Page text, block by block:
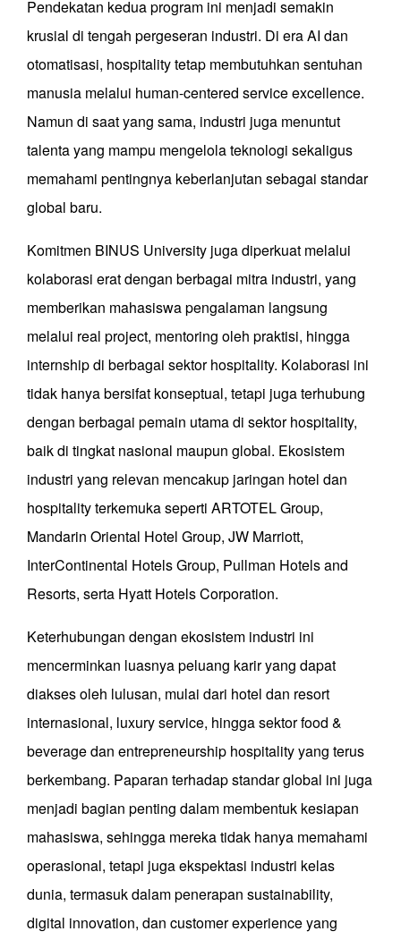
Pendekatan kedua program ini menjadi semakin
krusial di tengah pergeseran industri. Di era AI dan
otomatisasi, hospitality tetap membutuhkan sentuhan
manusia melalui human-centered service excellence.
Namun di saat yang sama, industri juga menuntut
talenta yang mampu mengelola teknologi sekaligus
memahami pentingnya keberlanjutan sebagai standar
global baru.
Komitmen BINUS University juga diperkuat melalui
kolaborasi erat dengan berbagai mitra industri, yang
memberikan mahasiswa pengalaman langsung
melalui real project, mentoring oleh praktisi, hingga
internship di berbagai sektor hospitality. Kolaborasi ini
tidak hanya bersifat konseptual, tetapi juga terhubung
dengan berbagai pemain utama di sektor hospitality,
baik di tingkat nasional maupun global. Ekosistem
industri yang relevan mencakup jaringan hotel dan
hospitality terkemuka seperti ARTOTEL Group,
Mandarin Oriental Hotel Group, JW Marriott,
InterContinental Hotels Group, Pullman Hotels and
Resorts, serta Hyatt Hotels Corporation.
Keterhubungan dengan ekosistem industri ini
mencerminkan luasnya peluang karir yang dapat
diakses oleh lulusan, mulai dari hotel dan resort
internasional, luxury service, hingga sektor food &
beverage dan entrepreneurship hospitality yang terus
berkembang. Paparan terhadap standar global ini juga
menjadi bagian penting dalam membentuk kesiapan
mahasiswa, sehingga mereka tidak hanya memahami
operasional, tetapi juga ekspektasi industri kelas
dunia, termasuk dalam penerapan sustainability,
digital innovation, dan customer experience yang